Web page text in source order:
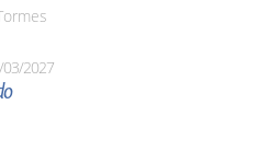
03/2027